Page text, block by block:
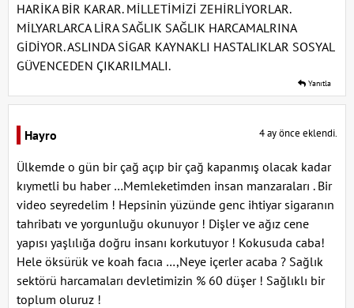
HARİKA BİR KARAR. MİLLETİMİZİ ZEHİRLİYORLAR.
MİLYARLARCA LİRA SAĞLIK SAĞLIK HARCAMALRINA
GİDİYOR. ASLINDA SİGAR KAYNAKLI HASTALIKLAR SOSYAL
GÜVENCEDEN ÇIKARILMALI.
Yanıtla
Hayro 4 ay önce eklendi.
Ülkemde o gün bir çağ açıp bir çağ kapanmış olacak kadar
kıymetli bu haber …Memleketimden insan manzaraları . Bir
video seyredelim ! Hepsinin yüzünde genc ihtiyar sigaranın
tahribatı ve yorgunluğu okunuyor ! Dişler ve ağız cene
yapısı yaşlılığa doğru insanı korkutuyor ! Kokusuda caba!
Hele öksürük ve koah facıa …,Neye içerler acaba ? Sağlık
sektörü harcamaları devletimizin % 60 düşer ! Sağlıklı bir
toplum oluruz !